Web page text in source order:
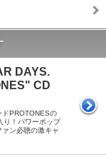
DAYS.
CD
ドPROTONESの
り！パワーポップ
ン必聴の激キャ